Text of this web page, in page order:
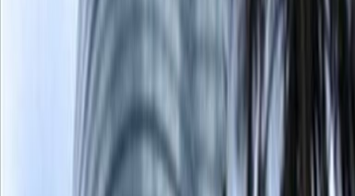
Principales enlaces de transporte
Salas de reuniones
Ubicación
Give your latest ideas a boost in Batan Alto
with 5915 Av Eloy Alfaro’s flexible workspaces.
Enjoy inspiring views over an eclectic urban
landscape, set against Quito’s dramatic
backdrop of the Andean foothills.